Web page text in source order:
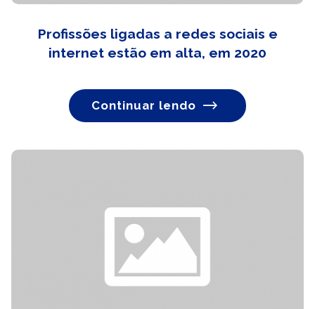
Profissões ligadas a redes sociais e
internet estão em alta, em 2020
Continuar lendo